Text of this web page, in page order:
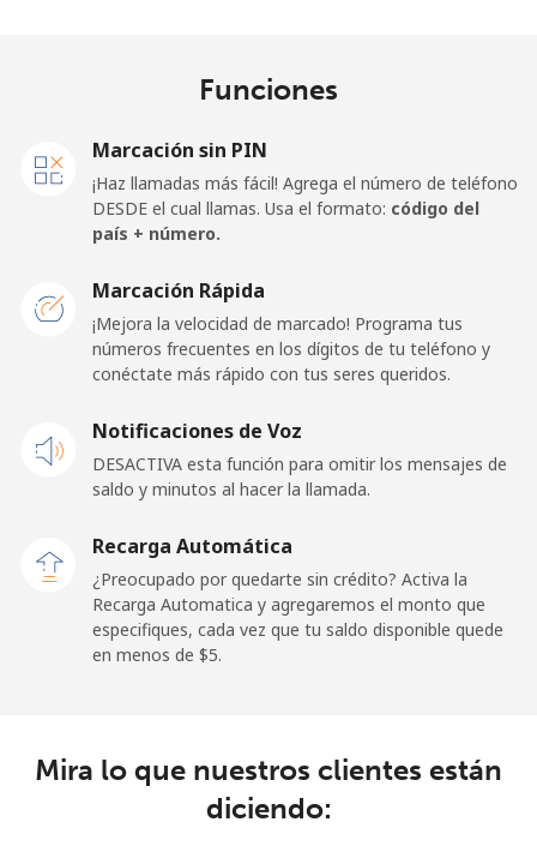
⁦30.9c⁩ 32 min por ⁦$10⁩ ⁦21c⁩
Línea fija ⁦62.9c⁩ 15 min por ⁦$10⁩
⁦67.9c⁩ 14 min por ⁦$10⁩
New Zealand
Celular ⁦9.9c⁩
Nicaragua
Funciones
Marcación sin PIN
¡Haz llamadas más fácil! Agrega el número de teléfono
DESDE el cual llamas. Usa el formato: código del
país + número.
Marcación Rápida
¡Mejora la velocidad de marcado! Programa tus
números frecuentes en los dígitos de tu teléfono y
conéctate más rápido con tus seres queridos.
Notificaciones de Voz
DESACTIVA esta función para omitir los mensajes de
saldo y minutos al hacer la llamada.
Recarga Automática
¿Preocupado por quedarte sin crédito? Activa la
Recarga Automatica y agregaremos el monto que
especifiques, cada vez que tu saldo disponible quede
en menos de ⁦$5⁩.
Mira lo que nuestros clientes están
diciendo: